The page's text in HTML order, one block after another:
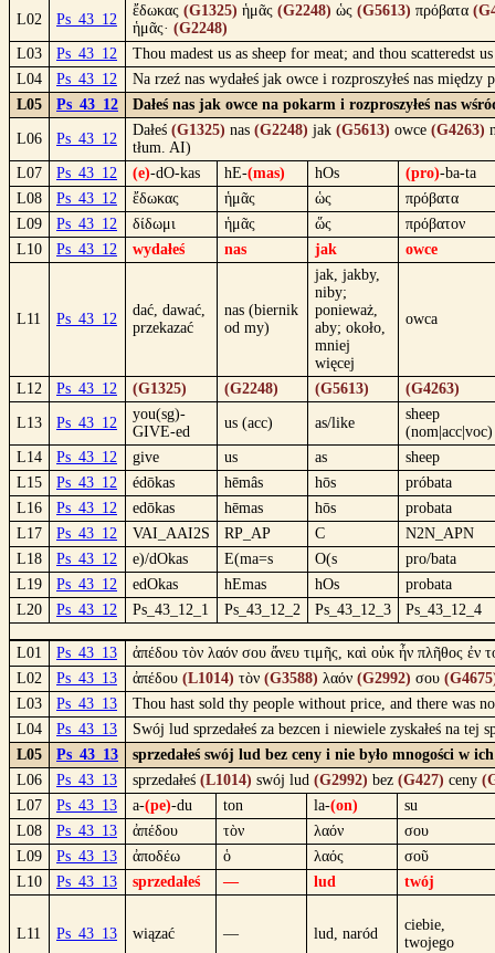
L02 Ps_43_12
ἔδωκας (G1325) ἡμᾶς (G2248) ὡς (G5613) πρόβατα
ἡμᾶς· (G2248)
L03
Ps_43_12
Thou madest us as sheep for meat; and thou scatteredst
L04
Ps_43_12
Na rzeź nas wydałeś jak owce i rozproszyłeś nas
L05
Ps_43_12 Dałeś nas jak owce na pokarm i rozproszyłeś nas
L06 Ps_43_12
Dałeś (G1325) nas (G2248) jak (G5613) owce (G4263)
tłum. AI)
L07
Ps_43_12 (e)-dO-kas hE-(mas) hOs (pro)-ba-ta
L08
Ps_43_12 ἔδωκας ἡμᾶς ὡς
πρόβατα
L09
Ps_43_12 δίδωμι ἡμᾶς ὥς
πρόβατον
L10
Ps_43_12 wydałeś nas jak owce
L11 Ps_43_12
dać, dawać,
przekazać
nas (biernik
od my)
jak, jakby,
niby;
ponieważ,
aby; około,
mniej
więcej
owca
L12 Ps_43_12 (G1325) (G2248) (G5613) (G4263)
L13 Ps_43_12
you(sg)-
GIVE-ed
us (acc) as/like
sheep
(nom|acc|voc)
L14
Ps_43_12 give us as
sheep
L15
Ps_43_12 édōkas hēmâs hōs
próbata
L16
Ps_43_12 edōkas hēmas hōs
probata
L17
Ps_43_12 VAI_AAI2S RP_AP C
N2N_APN
L18
Ps_43_12 e)/dOkas E(ma=s O(s
pro/bata
L19
Ps_43_12 edOkas hEmas hOs
probata
L20
Ps_43_12 Ps_43_12_1 Ps_43_12_2 Ps_43_12_3 Ps_43_12_4
L01 Ps_43_13
ἀπέδου τὸν λαόν σου ἄνευ τιμῆς, καὶ οὐκ ἦν πλῆθος ἐν
L02
Ps_43_13 ἀπέδου (L1014) τὸν (G3588) λαόν (G2992) σου
L03
Ps_43_13
Thou hast sold thy people without price, and there was
L04
Ps_43_13
Swój lud sprzedałeś za bezcen i niewiele zyskałeś na tej
L05
Ps_43_13
sprzedałeś swój lud bez ceny i nie było mnogości w
L06
Ps_43_13 sprzedałeś (L1014) swój lud (G2992) bez (G427) ceny
L07
Ps_43_13 a-(pe)-du ton la-(on)
su
L08
Ps_43_13 ἀπέδου τὸν λαόν
σου
L09
Ps_43_13 ἀποδέω ὁ λαός
σοῦ
L10
Ps_43_13 sprzedałeś — lud twój
L11 Ps_43_13 wiązać — lud, naród
ciebie,
twojego